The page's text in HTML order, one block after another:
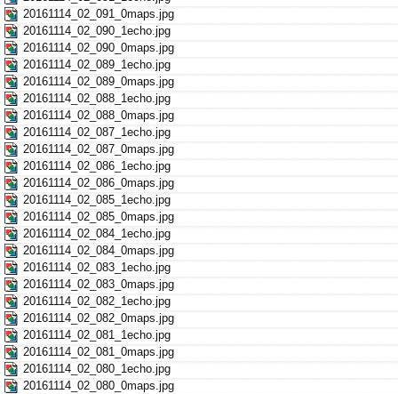
20161114_02_091_0maps.jpg
20161114_02_090_1echo.jpg
20161114_02_090_0maps.jpg
20161114_02_089_1echo.jpg
20161114_02_089_0maps.jpg
20161114_02_088_1echo.jpg
20161114_02_088_0maps.jpg
20161114_02_087_1echo.jpg
20161114_02_087_0maps.jpg
20161114_02_086_1echo.jpg
20161114_02_086_0maps.jpg
20161114_02_085_1echo.jpg
20161114_02_085_0maps.jpg
20161114_02_084_1echo.jpg
20161114_02_084_0maps.jpg
20161114_02_083_1echo.jpg
20161114_02_083_0maps.jpg
20161114_02_082_1echo.jpg
20161114_02_082_0maps.jpg
20161114_02_081_1echo.jpg
20161114_02_081_0maps.jpg
20161114_02_080_1echo.jpg
20161114_02_080_0maps.jpg